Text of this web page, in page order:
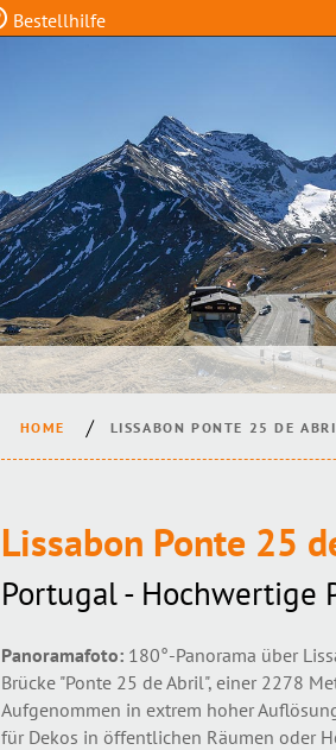
Bestellhilfe
HOME LISSABON PONTE 25 DE
Lissabon Ponte 25
Portugal - Hochwertige
Panoramafoto:180°-Panorama über
Brücke "Ponte 25 de Abril", einer 2278
Aufgenommen in extrem hoher
für Dekos in öffentlichen Räumen oder